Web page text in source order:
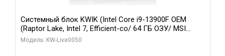
Системный блок KWIK (Intel Core i9-13900F OEM
(Raptor Lake, Intel 7, Efficient-co/ 64 ГБ ОЗУ/ MSI
RTX5060Ti SHADOW 3X OC CLASSIC 8GB GDDR7
Модель: KW-Live0050